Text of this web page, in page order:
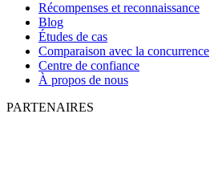
Récompenses et reconnaissance
Blog
Études de cas
Comparaison avec la concurrence
Centre de confiance
À propos de nous
PARTENAIRES